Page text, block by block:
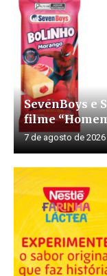
SevenBoys e
filme
7 de agosto de 2026